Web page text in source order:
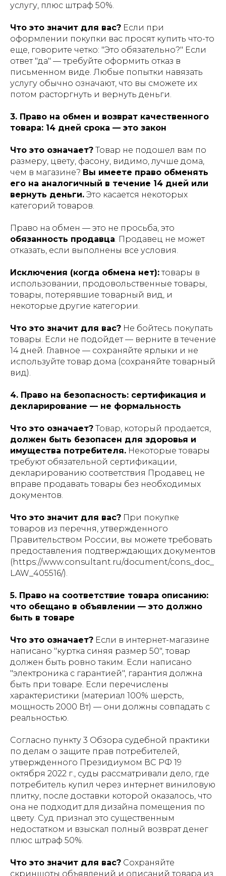
услугу, плюс штраф 50%.
Что это значит для вас? Если при
оформлении покупки вас просят купить что-то
еще, говорите четко: "Это обязательно?" Если
ответ "да" — требуйте оформить отказ в
письменном виде. Любые попытки навязать
услугу обычно означают, что вы сможете их
потом расторгнуть и вернуть деньги.
3. Право на обмен и возврат качественного
товара: 14 дней срока — это закон
Что это означает? Товар не подошел вам по
размеру, цвету, фасону, видимо, лучше дома,
чем в магазине? Вы имеете право обменять
его на аналогичный в течение 14 дней или
вернуть деньги. Это касается некоторых
категорий товаров.
Право на обмен — это не просьба, это
обязанность продавца. Продавец не может
отказать, если выполнены все условия.
Исключения (когда обмена нет):товары в
использовании, продовольственные товары,
товары, потерявшие товарный вид, и
некоторые другие категории.
Что это значит для вас? Не бойтесь покупать
товары. Если не подойдет — верните в течение
14 дней. Главное — сохраняйте ярлыки и не
используйте товар дома (сохраняйте товарный
вид).
4. Право на безопасность: сертификация и
декларирование — не формальность
Что это означает? Товар, который продается,
должен быть безопасен для здоровья и
имущества потребителя. Некоторые товары
требуют обязательной сертификации,
декларированию соответствия Продавец не
вправе продавать товары без необходимых
документов.
Что это значит для вас? При покупке
товаров из перечня, утвержденного
Правительством России, вы можете требовать
предоставления подтверждающих документов
(https://www.consultant.ru/document/cons_doc_
LAW_405516/).
5. Право на соответствие товара описанию:
что обещано в объявлении — это должно
быть в товаре
Что это означает? Если в интернет-магазине
написано "куртка синяя размер 50", товар
должен быть ровно таким. Если написано
"электроника с гарантией", гарантия должна
быть при товаре. Если перечислены
характеристики (материал 100% шерсть,
мощность 2000 Вт) — они должны совпадать с
реальностью.
Согласно пункту 3 Обзора судебной практики
по делам о защите прав потребителей,
утвержденного Президиумом ВС РФ 19
октября 2022 г., суды рассматривали дело, где
потребитель купил через интернет виниловую
плитку, после доставки которой оказалось, что
она не подходит для дизайна помещения по
цвету. Суд признал это существенным
недостатком и взыскал полный возврат денег
плюс штраф 50%.
Что это значит для вас? Сохраняйте
скриншоты объявлений и описаний товара из